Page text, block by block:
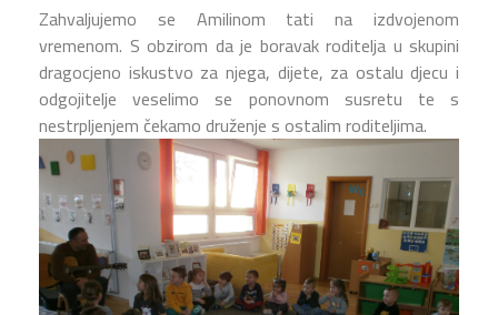
Zahvaljujemo se Amilinom tati na izdvojenom
vremenom. S obzirom da je boravak roditelja u skupini
dragocjeno iskustvo za njega, dijete, za ostalu djecu i
odgojitelje veselimo se ponovnom susretu te s
nestrpljenjem čekamo druženje s ostalim roditeljima.